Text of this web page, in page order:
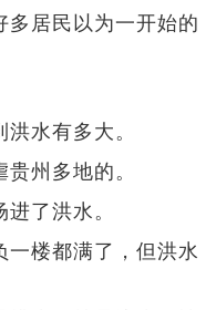
居民以为一开始的
水有多大。
州多地的。
了洪水。
楼都满了，但洪水